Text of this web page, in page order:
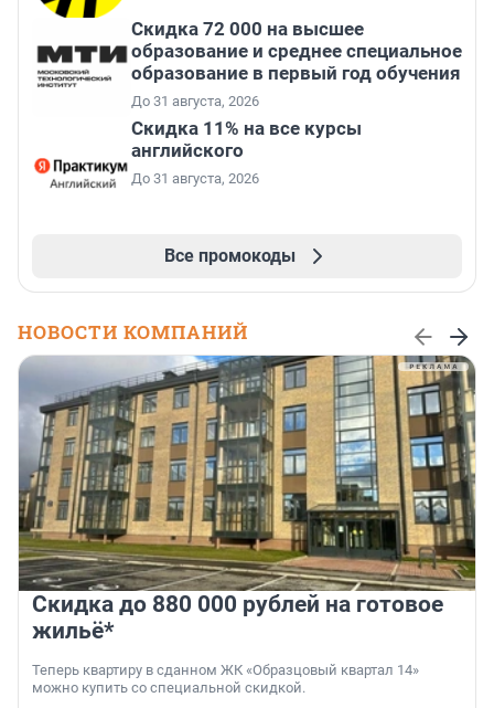
Скидка 72 000 на высшее
образование и среднее специальное
образование в первый год обучения
До 31 августа, 2026
Скидка 11% на все курсы
английского
До 31 августа, 2026
Все промокоды
НОВОСТИ КОМПАНИЙ
Скидка до 880 000 рублей на готовое
жильё*
Теперь квартиру в сданном ЖК «Образцовый квартал 14»
можно купить со специальной скидкой.